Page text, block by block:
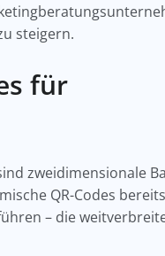
steigern.
für
zweidimensionale
QR-Codes
– die